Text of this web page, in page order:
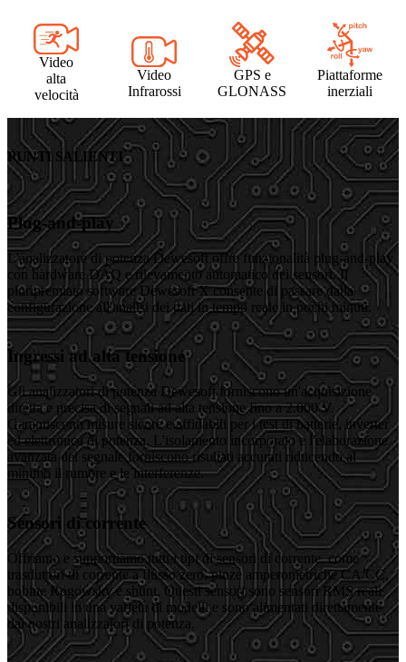
Video
alta
velocità
Video
Infrarossi
GPS e
GLONASS
Piattaforme
inerziali
PUNTI SALIENTI
Plug-and-play
L'analizzatore di potenza Dewesoft offre funzionalità plug-and-play
con hardware DAQ e rilevamento automatico dei sensori. Il
pluripremiato software Dewesoft X consente di passare dalla
configurazione all'analisi dei dati in tempo reale in pochi minuti.
Ingressi ad alta tensione
Gli analizzatori di potenza Dewesoft forniscono un'acquisizione
diretta e precisa di segnali ad alta tensione fino a 2.000 V.
Garantiscono misure sicure e affidabili per i test di batterie, inverter
ed elettronica di potenza. L'isolamento incorporato e l'elaborazione
avanzata del segnale forniscono risultati accurati riducendo al
minimo il rumore e le interferenze.
Sensori di corrente
Offriamo e supportiamo tutti i tipi di sensori di corrente, come
trasduttori di corrente a flusso zero, pinze amperometriche CA/CC,
bobine Rogowsky e shunt. Questi sensori sono sensori RMS reali
disponibili in una varietà di modelli e sono alimentati direttamente
dai nostri analizzatori di potenza.